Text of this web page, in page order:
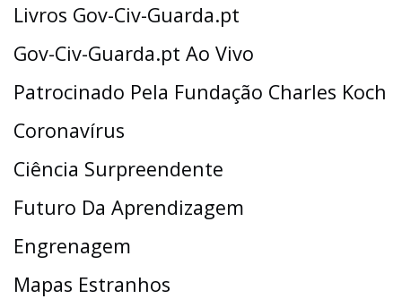
Livros Gov-Civ-Guarda.pt
Gov-Civ-Guarda.pt Ao Vivo
Patrocinado Pela Fundação Charles Koch
Coronavírus
Ciência Surpreendente
Futuro Da Aprendizagem
Engrenagem
Mapas Estranhos